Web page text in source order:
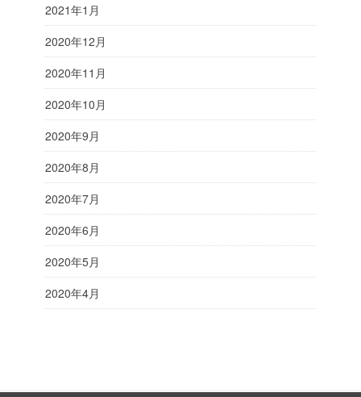
2021年1月
2020年12月
2020年11月
2020年10月
2020年9月
2020年8月
2020年7月
2020年6月
2020年5月
2020年4月